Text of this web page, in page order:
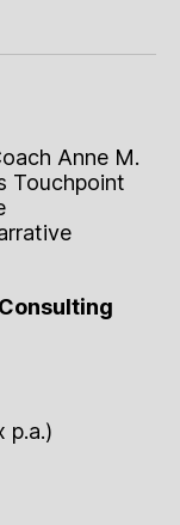
Anne M.
Touchpoint
p.a.)